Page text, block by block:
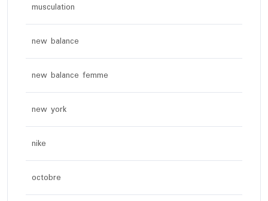
musculation
new balance
new balance femme
new york
nike
octobre